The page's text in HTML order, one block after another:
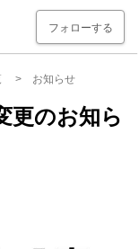
フォローする
お知らせ
更のお知ら